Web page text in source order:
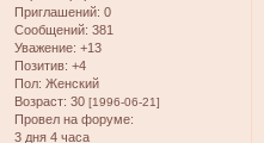
Приглашений: 0
Сообщений: 381
Уважение: +13
Позитив: +4
Пол: Женский
Возраст: 30 [1996-06-21]
Провел на форуме:
3 дня 4 часа